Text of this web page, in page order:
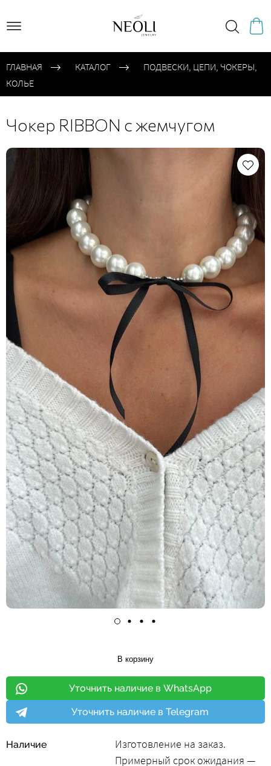
ГЛАВНАЯ КАТАЛОГ
ПОДВЕСКИ, ЦЕПИ, ЧОКЕРЫ,
КОЛЬЕ
Чокер RIBBON с жемчугом
В корзину
Уточнить наличие в WhatsApp
Уточнить наличие в Telegram
Наличие
Изготовление на заказ.
Примерный срок ожидания —